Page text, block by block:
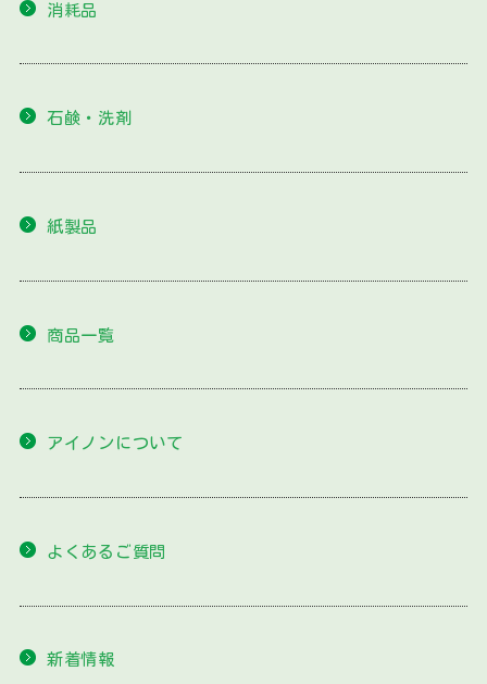
消耗品
石鹸・洗剤
紙製品
商品一覧
アイノンについて
よくあるご質問
新着情報